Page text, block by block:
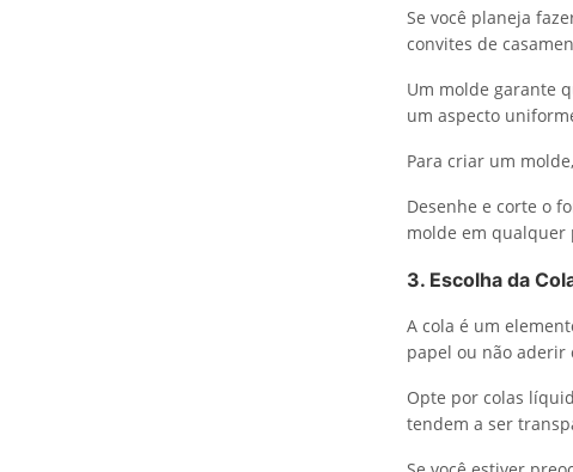
Se você planeja
convites de
Um molde garante
um aspecto
Para criar um
Desenhe e corte o
molde em qualquer
3. Escolha da
A cola é um
papel ou não aderir
Opte por colas
tendem a ser